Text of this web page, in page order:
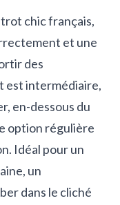
chic français,
et une
des
est intermédiaire,
en-dessous du
option régulière
Idéal pour un
un
dans le cliché